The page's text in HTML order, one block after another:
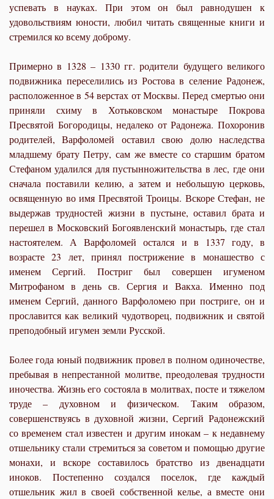
успевать в науках. При этом он был равнодушен к
удовольствиям юности, любил читать священные книги и
стремился ко всему доброму.
Примерно в 1328 – 1330 гг. родители будущего великого
подвижника переселились из Ростова в селение Радонеж,
расположенное в 54 верстах от Москвы. Перед смертью они
приняли схиму в Хотьковском монастыре Покрова
Пресвятой Богородицы, недалеко от Радонежа. Похоронив
родителей, Варфоломей оставил свою долю наследства
младшему брату Петру, сам же вместе со старшим братом
Стефаном удалился для пустынножительства в лес, где они
сначала поставили келию, а затем и небольшую церковь,
освященную во имя Пресвятой Троицы. Вскоре Стефан, не
выдержав трудностей жизни в пустыне, оставил брата и
перешел в Московский Богоявленский монастырь, где стал
настоятелем. А Варфоломей остался и в 1337 году, в
возрасте 23 лет, принял пострижение в монашество с
именем Сергий. Постриг был совершен игуменом
Митрофаном в день св. Сергия и Вакха. Именно под
именем Сергий, данного Варфоломею при постриге, он и
прославится как великий чудотворец, подвижник и святой
преподобный игумен земли Русской.
Более года юный подвижник провел в полном одиночестве,
пребывая в непрестанной молитве, преодолевая трудности
иночества. Жизнь его состояла в молитвах, посте и тяжелом
труде – духовном и физическом. Таким образом,
совершенствуясь в духовной жизни, Сергий Радонежский
со временем стал известен и другим инокам – к недавнему
отшельнику стали стремиться за советом и помощью другие
монахи, и вскоре составилось братство из двенадцати
иноков. Постепенно создался поселок, где каждый
отшельник жил в своей собственной келье, а вместе они